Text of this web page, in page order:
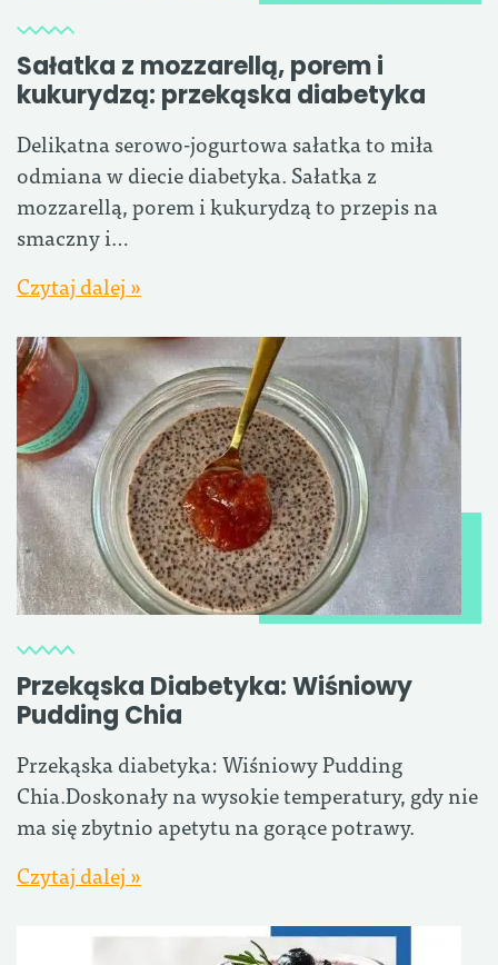
Sałatka z mozzarellą, porem i
kukurydzą: przekąska diabetyka
Delikatna serowo-jogurtowa sałatka to miła
odmiana w diecie diabetyka. Sałatka z
mozzarellą, porem i kukurydzą to przepis na
smaczny i…
Czytaj dalej »
Przekąska Diabetyka: Wiśniowy
Pudding Chia
Przekąska diabetyka: Wiśniowy Pudding
Chia.Doskonały na wysokie temperatury, gdy nie
ma się zbytnio apetytu na gorące potrawy.
Czytaj dalej »